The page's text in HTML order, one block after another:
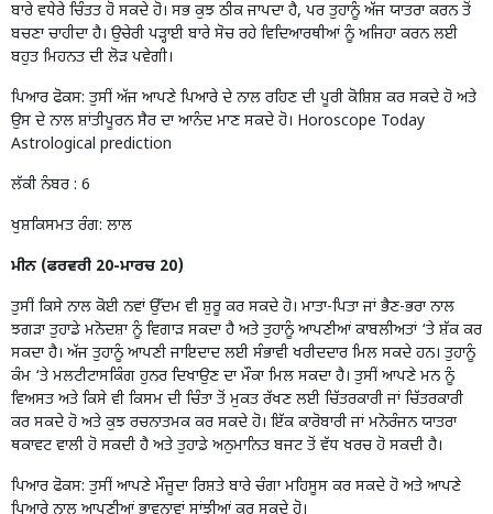
ਬਾਰੇ ਵਧੇਰੇ ਚਿੰਤਤ ਹੋ ਸਕਦੇ ਹੋ। ਸਭ ਕੁਝ ਠੀਕ ਜਾਪਦਾ ਹੈ, ਪਰ ਤੁਹਾਨੂੰ ਅੱਜ ਯਾਤਰਾ ਕਰਨ ਤੋਂ
ਬਚਣਾ ਚਾਹੀਦਾ ਹੈ। ਉਚੇਰੀ ਪੜ੍ਹਾਈ ਬਾਰੇ ਸੋਚ ਰਹੇ ਵਿਦਿਆਰਥੀਆਂ ਨੂੰ ਅਜਿਹਾ ਕਰਨ ਲਈ
ਬਹੁਤ ਮਿਹਨਤ ਦੀ ਲੋੜ ਪਵੇਗੀ।
ਪਿਆਰ ਫੋਕਸ: ਤੁਸੀਂ ਅੱਜ ਆਪਣੇ ਪਿਆਰੇ ਦੇ ਨਾਲ ਰਹਿਣ ਦੀ ਪੂਰੀ ਕੋਸ਼ਿਸ਼ ਕਰ ਸਕਦੇ ਹੋ ਅਤੇ
ਉਸ ਦੇ ਨਾਲ ਸ਼ਾਂਤੀਪੂਰਨ ਸੈਰ ਦਾ ਆਨੰਦ ਮਾਣ ਸਕਦੇ ਹੋ। Horoscope Today
Astrological prediction
ਲੱਕੀ ਨੰਬਰ : 6
ਖੁਸ਼ਕਿਸਮਤ ਰੰਗ: ਲਾਲ
ਮੀਨ (ਫਰਵਰੀ 20-ਮਾਰਚ 20)
ਤੁਸੀਂ ਕਿਸੇ ਨਾਲ ਕੋਈ ਨਵਾਂ ਉੱਦਮ ਵੀ ਸ਼ੁਰੂ ਕਰ ਸਕਦੇ ਹੋ। ਮਾਤਾ-ਪਿਤਾ ਜਾਂ ਭੈਣ-ਭਰਾ ਨਾਲ
ਝਗੜਾ ਤੁਹਾਡੇ ਮਨੋਦਸ਼ਾ ਨੂੰ ਵਿਗਾੜ ਸਕਦਾ ਹੈ ਅਤੇ ਤੁਹਾਨੂੰ ਆਪਣੀਆਂ ਕਾਬਲੀਅਤਾਂ ‘ਤੇ ਸ਼ੱਕ ਕਰ
ਸਕਦਾ ਹੈ। ਅੱਜ ਤੁਹਾਨੂੰ ਆਪਣੀ ਜਾਇਦਾਦ ਲਈ ਸੰਭਾਵੀ ਖਰੀਦਦਾਰ ਮਿਲ ਸਕਦੇ ਹਨ। ਤੁਹਾਨੂੰ
ਕੰਮ ‘ਤੇ ਮਲਟੀਟਾਸਕਿੰਗ ਹੁਨਰ ਦਿਖਾਉਣ ਦਾ ਮੌਕਾ ਮਿਲ ਸਕਦਾ ਹੈ। ਤੁਸੀਂ ਆਪਣੇ ਮਨ ਨੂੰ
ਵਿਅਸਤ ਅਤੇ ਕਿਸੇ ਵੀ ਕਿਸਮ ਦੀ ਚਿੰਤਾ ਤੋਂ ਮੁਕਤ ਰੱਖਣ ਲਈ ਚਿੱਤਰਕਾਰੀ ਜਾਂ ਚਿੱਤਰਕਾਰੀ
ਕਰ ਸਕਦੇ ਹੋ ਅਤੇ ਕੁਝ ਰਚਨਾਤਮਕ ਕਰ ਸਕਦੇ ਹੋ। ਇੱਕ ਕਾਰੋਬਾਰੀ ਜਾਂ ਮਨੋਰੰਜਨ ਯਾਤਰਾ
ਥਕਾਵਟ ਵਾਲੀ ਹੋ ਸਕਦੀ ਹੈ ਅਤੇ ਤੁਹਾਡੇ ਅਨੁਮਾਨਿਤ ਬਜਟ ਤੋਂ ਵੱਧ ਖਰਚ ਹੋ ਸਕਦੀ ਹੈ।
ਪਿਆਰ ਫੋਕਸ: ਤੁਸੀਂ ਆਪਣੇ ਮੌਜੂਦਾ ਰਿਸ਼ਤੇ ਬਾਰੇ ਚੰਗਾ ਮਹਿਸੂਸ ਕਰ ਸਕਦੇ ਹੋ ਅਤੇ ਆਪਣੇ